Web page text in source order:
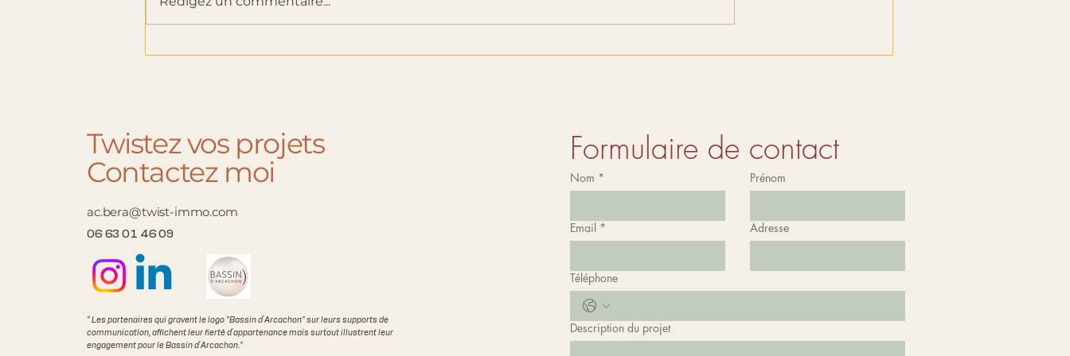
Twistez vos projets
Contactez moi
ac.bera@twist-immo.com
06 63 01 46 09
" Les partenaires qui gravent le logo "Bassin d´Arcachon" sur leurs supports de
communication, affichent leur fierté d´appartenance mais surtout illustrent leur
engagement pour le Bassin d´Arcachon."
Formulaire de contact
Nom * Prénom
Email * Adresse
Téléphone
Description du projet